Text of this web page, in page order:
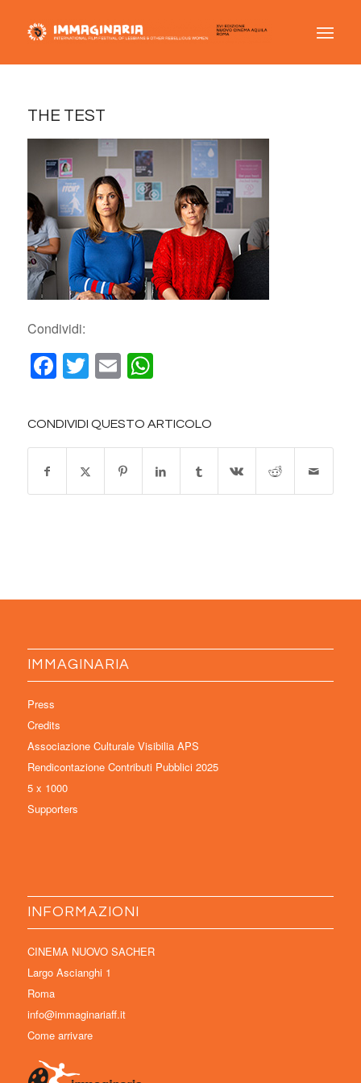
THE TEST
Condividi:
Facebook
Twitter
EmailWhatsApp
CONDIVIDI QUESTO ARTICOLO
IMMAGINARIA
Press
Credits
Associazione Culturale Visibilia APS
Rendicontazione Contributi Pubblici 2025
5 x 1000
Supporters
INFORMAZIONI
CINEMA NUOVO SACHER
Largo Ascianghi 1
Roma
info@immaginariaff.it
Come arrivare